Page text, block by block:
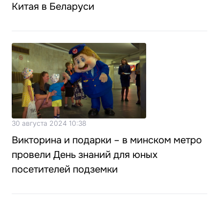
Китая в Беларуси
30 августа 2024 10:38
Викторина и подарки – в минском метро
провели День знаний для юных
посетителей подземки